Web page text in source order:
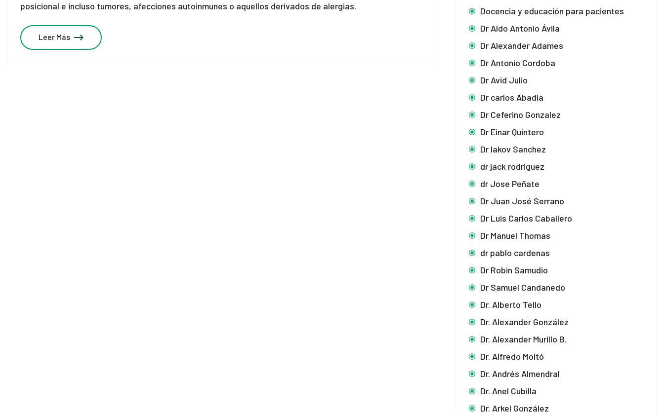
Docencia y educación para pacientes
Dr Aldo Antonio Ávila
Dr Alexander Adames
Dr Antonio Cordoba
Dr Avid Julio
Dr carlos Abadia
Dr Ceferino Gonzalez
Dr Einar Quintero
Dr Iakov Sanchez
dr jack rodriguez
dr Jose Peñate
Dr Juan José Serrano
Dr Luis Carlos Caballero
Dr Manuel Thomas
dr pablo cardenas
Dr Robin Samudio
Dr Samuel Candanedo
Dr. Alberto Tello
Dr. Alexander González
Dr. Alexander Murillo B.
Dr. Alfredo Moltó
Dr. Andrés Almendral
Dr. Anel Cubilla
Dr. Arkel González
posicional e incluso tumores, afecciones autoinmunes o aquellos derivados de alergias.
Leer Más